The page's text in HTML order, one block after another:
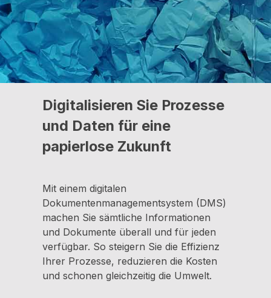
Digitalisieren Sie Prozesse
und Daten für eine
papierlose Zukunft
Mit einem digitalen
Dokumentenmanagementsystem (DMS)
machen Sie sämtliche Informationen
und Dokumente überall und für jeden
verfügbar. So steigern Sie die Effizienz
Ihrer Prozesse, reduzieren die Kosten
und schonen gleichzeitig die Umwelt.